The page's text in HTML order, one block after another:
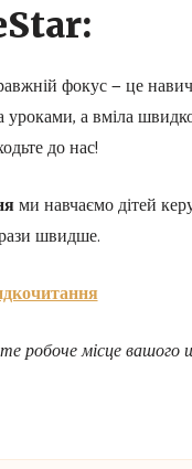
фокус — це
уроками, а вміла
до нас!
ми навчаємо дітей
швидше.
робоче місце вашого